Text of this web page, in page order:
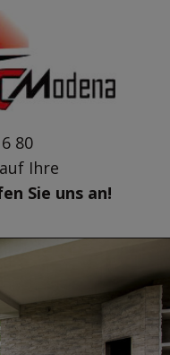
80
Ihre
Sie uns an!